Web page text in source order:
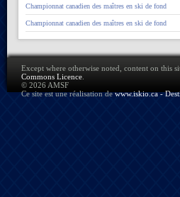
Championnat canadien des maîtres en ski de fond
Championnat canadien des maîtres en ski de fond
Except where otherwise noted, content on this
Commons Licence
© 2026 AMSF
Ce site est une réalisation dewww.iskio.ca -